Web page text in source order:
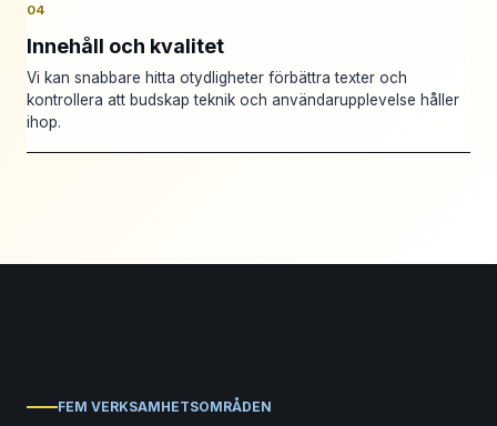
04
Innehåll och kvalitet
Vi kan snabbare hitta otydligheter förbättra texter och
kontrollera att budskap teknik och användarupplevelse håller
ihop.
FEM VERKSAMHETSOMRÅDEN